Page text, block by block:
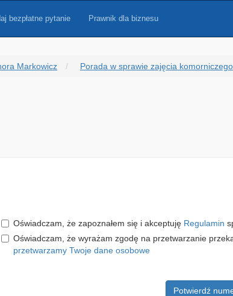
bezpłatne pytanie Prawnik dla biznesu
Markowicz Porada w sprawie zajęcia komorniczego
Oświadczam, że zapoznałem się i akceptuję Regulamin
Oświadczam, że wyrażam zgodę na przetwarzanie
przetwarzamy Twoje dane osobowe
Potwierdź